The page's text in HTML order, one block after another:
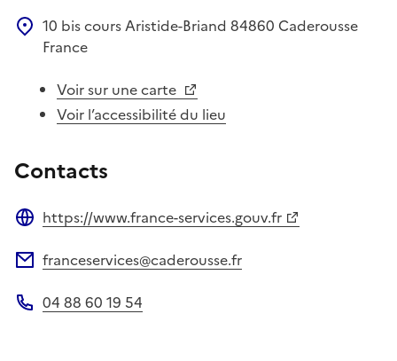
10 bis cours Aristide-Briand 84860 Caderousse
France
Voir sur une carte
Voir l’accessibilité du lieu
Contacts
https://www.france-services.gouv.fr
franceservices@caderousse.fr
04 88 60 19 54